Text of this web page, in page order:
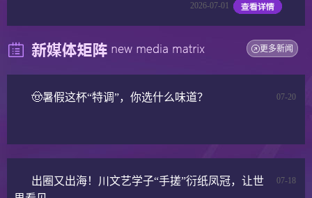
2026-07-01
更多新闻
07-20
🤠暑假这杯“特调”，你选什么味道？
07-18
出圈又出海！川文艺学子“手搓”衍纸凤冠，让世